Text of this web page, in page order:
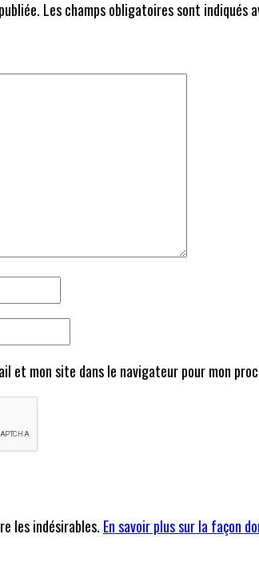
Les champs obligatoires sont indiqués
et mon site dans le navigateur pour mon
les indésirables. En savoir plus sur la façon